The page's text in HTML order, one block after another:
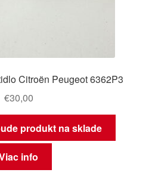
Citroën Peugeot 6362P3
€30,00
produkt na sklade
info